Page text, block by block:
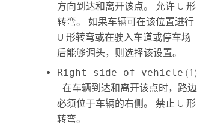
方向到达和离开该点。 允许 U 形
转弯。 如果车辆可在该位置进行
U 形转弯或在驶入车道或停车场
后能够调头，则选择该设置。
Right side of vehicle (1)
- 在车辆到达和离开该点时，路边
必须位于车辆的右侧。 禁止 U 形
转弯。